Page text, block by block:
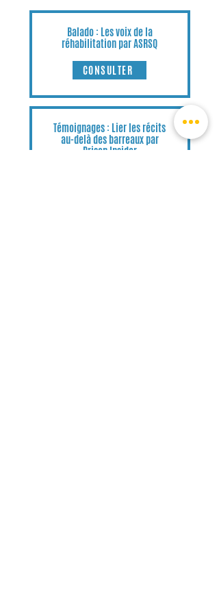
Balado : Les voix de la
réhabilitationpar ASRSQ
CONSULTER
Témoignages : Lier les récits
au-delà des barreaux par
Prison Insider